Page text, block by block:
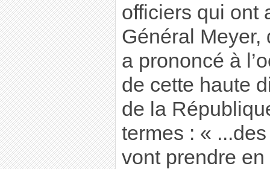
officiers qui ont
Général Meyer,
a prononcé à
de cette haute
de la
termes : «
vont prendre